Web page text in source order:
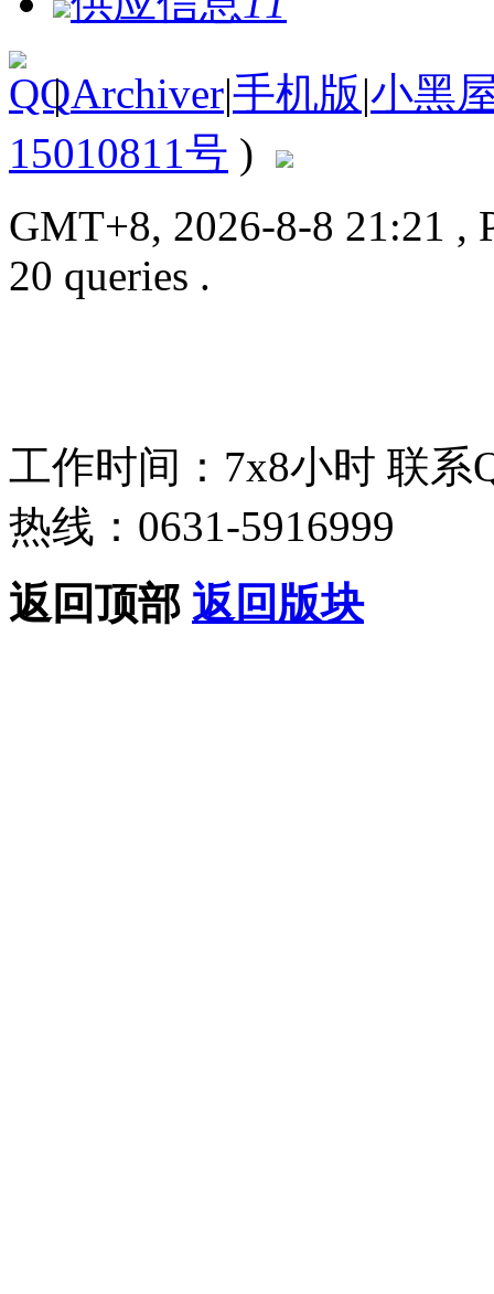
| Archiver|手机版|小黑
15010811号 )
GMT+8, 2026-8-8 21:21 ,
20 queries .
工作时间：7x8小时 联系
热线：0631-5916999
返回顶部 返回版块